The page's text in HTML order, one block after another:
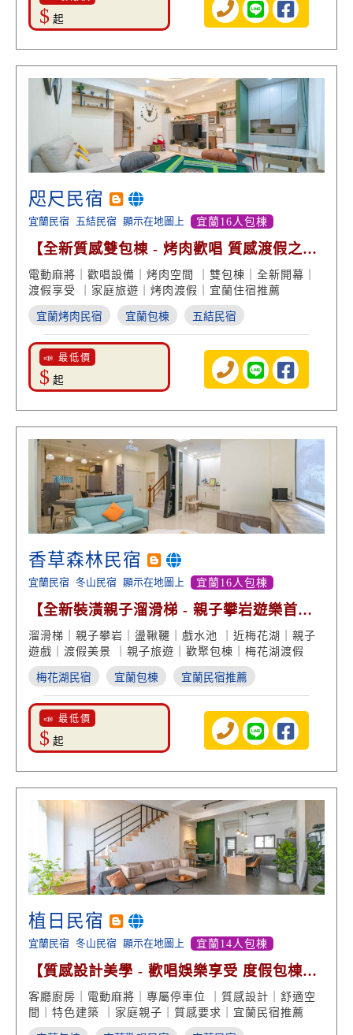
$ 起
咫尺民宿
宜蘭民宿 五結民宿 顯示在地圖上 宜蘭16人包棟
【全新質感雙包棟 - 烤肉歡唱 質感渡假之
旅】
電動麻將｜歡唱設備｜烤肉空間 ｜雙包棟｜全新開幕｜
渡假享受 ｜家庭旅遊｜烤肉渡假｜宜蘭住宿推薦
宜蘭烤肉民宿 宜蘭包棟 五結民宿
📣 最低價
$ 起
香草森林民宿
宜蘭民宿 冬山民宿 顯示在地圖上 宜蘭16人包棟
【全新裝潢親子溜滑梯 - 親子攀岩遊樂首
選】
溜滑梯｜親子攀岩｜盪鞦韆｜戲水池 ｜近梅花湖｜親子
遊戲｜渡假美景 ｜親子旅遊｜歡聚包棟｜梅花湖渡假
梅花湖民宿 宜蘭包棟 宜蘭民宿推薦
📣 最低價
$ 起
植日民宿
宜蘭民宿 冬山民宿 顯示在地圖上 宜蘭14人包棟
【質感設計美學 - 歡唱娛樂享受 度假包棟歡
聚】
客廳廚房｜電動麻將｜專屬停車位 ｜質感設計｜舒適空
間｜特色建築 ｜家庭親子｜質感要求｜宜蘭民宿推薦